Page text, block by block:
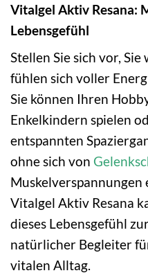
Vitalgel Aktiv Resana:
Lebensgefühl
Stellen Sie sich vor,
fühlen sich voller
Sie können Ihren
Enkelkindern spielen
entspannten
ohne sich von
Muskelverspannungen
Vitalgel Aktiv Resana
dieses Lebensgefühl
natürlicher Begleiter
vitalen Alltag.